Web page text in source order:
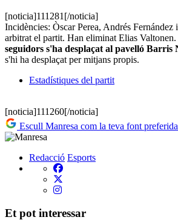
[noticia]111281[/noticia]
Incidències: Òscar Perea, Andrés Fernández
arbitrat el partit. Han eliminat Elias Valtonen.
seguidors s'ha desplaçat al pavelló Barris
s'hi ha desplaçat per mitjans propis.
Estadístiques del partit
[noticia]111260[/noticia]
Escull Manresa com la teva font
Redacció Esports
Et pot interessar